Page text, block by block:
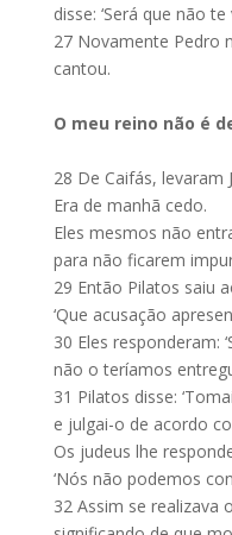
disse: ‘Será que não
27 Novamente Pedro
cantou.
O meu reino não é
28 De Caifás, levaram
Era de manhã cedo.
Eles mesmos não
para não ficarem
29 Então Pilatos saiu
‘Que acusação
30 Eles responderam:
não o teríamos
31 Pilatos disse:
e julgai-o de acordo
Os judeus lhe
‘Nós não podemos
32 Assim se realizava